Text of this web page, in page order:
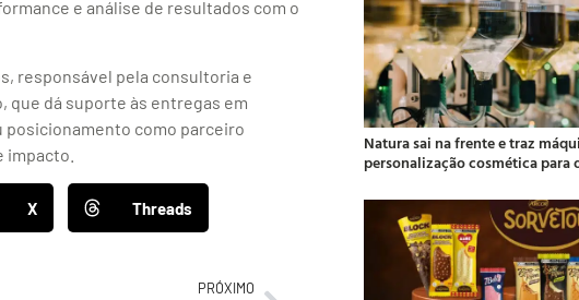
e análise de resultados com o
responsável pela consultoria e
dá suporte às entregas em
posicionamento como parceiro
impacto.
X Threads
PRÓXIMO
Natura sai na frente e traz
personalização cosmética para